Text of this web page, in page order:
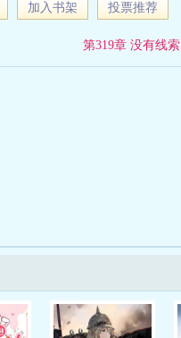
加入书架 投票推荐
第319章 没有线索